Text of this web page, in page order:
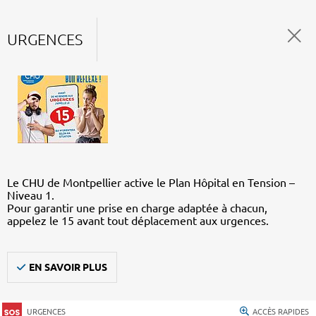
URGENCES
Le CHU de Montpellier active le Plan Hôpital en Tension –
Niveau 1.
Pour garantir une prise en charge adaptée à chacun,
appelez le 15 avant tout déplacement aux urgences.
EN SAVOIR PLUS
URGENCES ACCÈS RAPIDES